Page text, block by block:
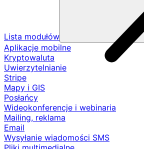
Lista modułów
Aplikacje mobilne
Kryptowaluta
Uwierzytelnianie
Stripe
Mapy i GIS
Posłańcy
Wideokonferencje i webinaria
Mailing, reklama
Email
Wysyłanie wiadomości SMS